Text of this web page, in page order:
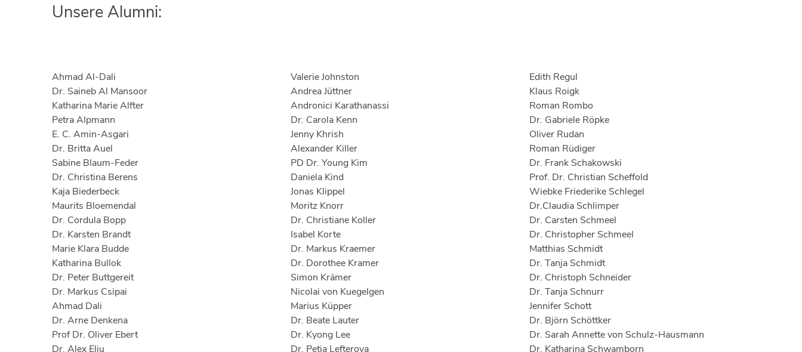
Unsere Alumni:
Ahmad Al-Dali
Dr. Saineb Al Mansoor
Katharina Marie Alfter
Petra Alpmann
E. C. Amin-Asgari
Dr. Britta Auel
Sabine Blaum-Feder
Dr. Christina Berens
Kaja Biederbeck
Maurits Bloemendal
Dr. Cordula Bopp
Dr. Karsten Brandt
Marie Klara Budde
Katharina Bullok
Dr. Peter Buttgereit
Dr. Markus Csipai
Ahmad Dali
Dr. Arne Denkena
Prof Dr. Oliver Ebert
Dr. Alex Eliu
Valerie Johnston
Andrea Jüttner
Andronici Karathanassi
Dr. Carola Kenn
Jenny Khrish
Alexander Killer
PD Dr. Young Kim
Daniela Kind
Jonas Klippel
Moritz Knorr
Dr. Christiane Koller
Isabel Korte
Dr. Markus Kraemer
Dr. Dorothee Kramer
Simon Krämer
Nicolai von Kuegelgen
Marius Küpper
Dr. Beate Lauter
Dr. Kyong Lee
Dr. Petja Lefterova
Edith Regul
Klaus Roigk
Roman Rombo
Dr. Gabriele Röpke
Oliver Rudan
Roman Rüdiger
Dr. Frank Schakowski
Prof. Dr. Christian Scheffold
Wiebke Friederike Schlegel
Dr.Claudia Schlimper
Dr. Carsten Schmeel
Dr. Christopher Schmeel
Matthias Schmidt
Dr. Tanja Schmidt
Dr. Christoph Schneider
Dr. Tanja Schnurr
Jennifer Schott
Dr. Björn Schöttker
Dr. Sarah Annette von Schulz-Hausmann
Dr. Katharina Schwamborn